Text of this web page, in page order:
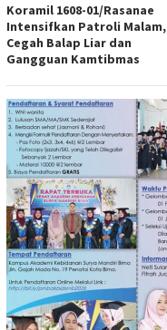
Koramil 1608-01/Rasanae
Intensifkan Patroli Malam,
Cegah Balap Liar dan
Gangguan Kamtibmas